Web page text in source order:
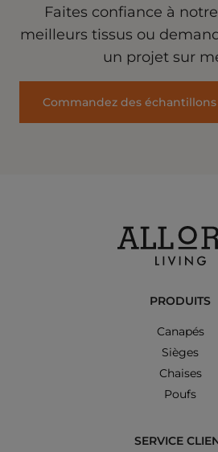
Faites confiance à
meilleurs tissus ou
un projet sur
Commandez des
PRODUITS
Canapés
Sièges
Chaises
Poufs
SERVICE